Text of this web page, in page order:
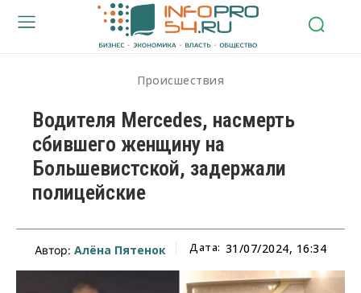
Происшествия
Водителя Mercedes, насмерть
сбившего женщину на
Большевистской, задержали
полицейские
Автор: Алёна Пятенок Дата: 31/07/2024, 16:34